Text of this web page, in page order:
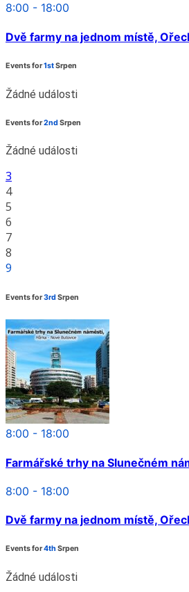
8:00 - 18:00
Dvě farmy na jednom místě,
Events for1stSrpen
Žádné události
Events for2ndSrpen
Žádné události
3
4
5
6
7
8
9
Events for3rd Srpen
8:00 - 18:00
Farmářské trhy na Slunečném
8:00 - 18:00
Dvě farmy na jednom místě,
Events for4th Srpen
Žádné události